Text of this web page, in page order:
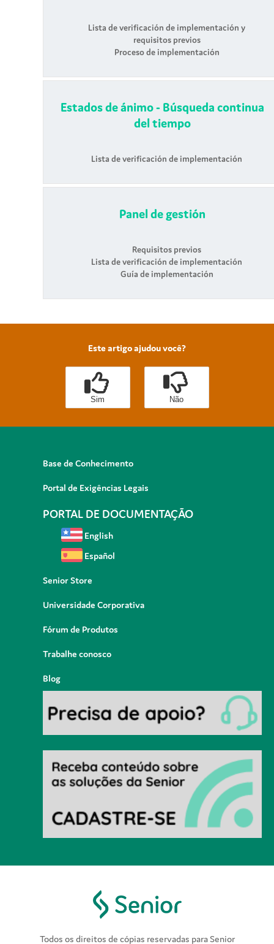
Lista de verificación de implementación y
requisitos previos
Proceso de implementación
Estados de ánimo - Búsqueda continua
del tiempo
Lista de verificación de implementación
Panel de gestión
Requisitos previos
Lista de verificación de implementación
Guía de implementación
Este artigo ajudou você?
Sim Não
Base de Conhecimento
Portal de Exigências Legais
PORTAL DE DOCUMENTAÇÃO
English
Español
Senior Store
Universidade Corporativa
Fórum de Produtos
Trabalhe conosco
Blog
Todos os direitos de cópias reservadas para Senior